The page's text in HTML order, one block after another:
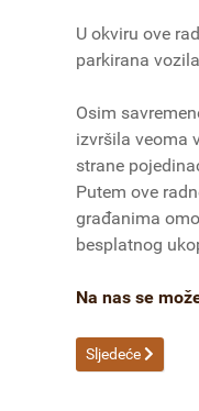
U okviru ove
parkirana
Osim
izvršila veoma
strane
Putem ove
građanima
besplatnog
Na nas se
Sljedeći članak:
Sljedeće